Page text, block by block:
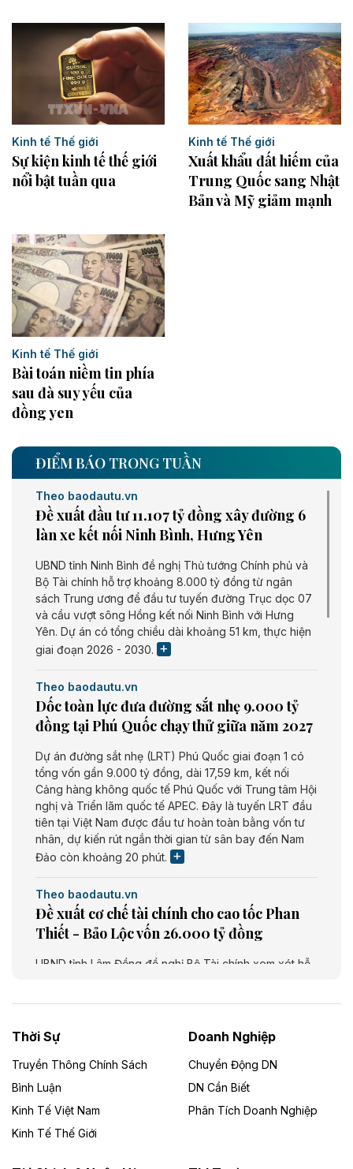
Kinh tế Thế giới
Sự kiện kinh tế thế giới
nổi bật tuần qua
Kinh tế Thế giới
Xuất khẩu đất hiếm của
Trung Quốc sang Nhật
Bản và Mỹ giảm mạnh
Kinh tế Thế giới
Bài toán niềm tin phía
sau đà suy yếu của
đồng yen
ĐIỂM BÁO TRONG TUẦN
Theo baodautu.vn
Đề xuất đầu tư 11.107 tỷ đồng xây đường 6
làn xe kết nối Ninh Bình, Hưng Yên
UBND tỉnh Ninh Bình đề nghị Thủ tướng Chính phủ và
Bộ Tài chính hỗ trợ khoảng 8.000 tỷ đồng từ ngân
sách Trung ương để đầu tư tuyến đường Trục dọc 07
và cầu vượt sông Hồng kết nối Ninh Bình với Hưng
Yên. Dự án có tổng chiều dài khoảng 51 km, thực hiện
giai đoạn 2026 - 2030.
Theo baodautu.vn
Dốc toàn lực đưa đường sắt nhẹ 9.000 tỷ
đồng tại Phú Quốc chạy thử giữa năm 2027
Dự án đường sắt nhẹ (LRT) Phú Quốc giai đoạn 1 có
tổng vốn gần 9.000 tỷ đồng, dài 17,59 km, kết nối
Cảng hàng không quốc tế Phú Quốc với Trung tâm Hội
nghị và Triển lãm quốc tế APEC. Đây là tuyến LRT đầu
tiên tại Việt Nam được đầu tư hoàn toàn bằng vốn tư
nhân, dự kiến rút ngắn thời gian từ sân bay đến Nam
Đảo còn khoảng 20 phút.
Theo baodautu.vn
Đề xuất cơ chế tài chính cho cao tốc Phan
Thiết - Bảo Lộc vốn 26.000 tỷ đồng
UBND tỉnh Lâm Đồng đề nghị Bộ Tài chính xem xét hỗ
- Bu Prăng. Dự án dài khoảng 73,49 km, tổng mức đầu
tư dự kiến 26.000 tỷ đồng.
Theo baodautu.vn
Cà Mau chấp thuận chủ trương đầu tư Dự
án khu chợ và nhà ở nông thôn vốn 563 tỷ
đồng
Thời Sự
Truyền Thông Chính Sách
Bình Luận
Kinh Tế Việt Nam
Kinh Tế Thế Giới
Doanh Nghiệp
Chuyển Động DN
DN Cần Biết
Phân Tích Doanh Nghiệp